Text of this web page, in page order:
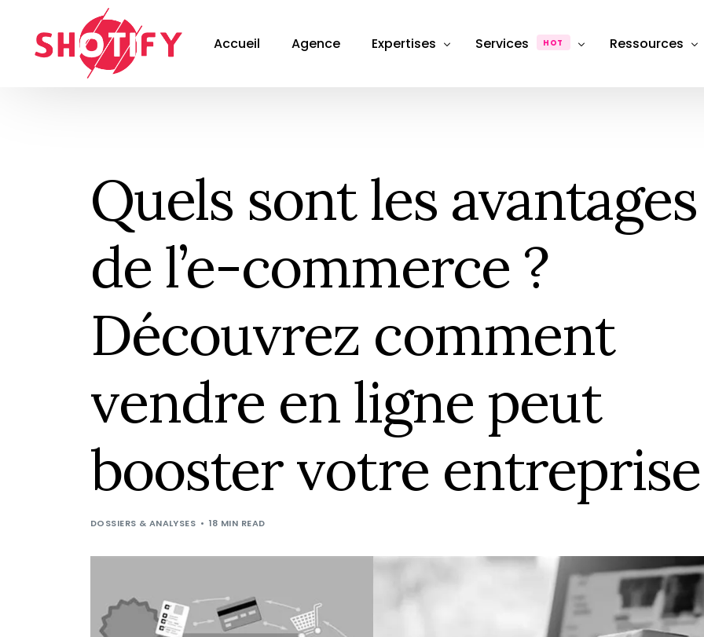
Accueil Agence Expertises
Département stratégie & Consulting
Services HOT
Retouche & Post-production
Product &#038; image retouching
Photography studio rental
Shooting photo
Box Shooting Anniversaire
Séance Photo anniversaire à thème
Box Shooting Maman & Moi
Séance Photo à Thème Fête Des
Ressources
Photographie
eCommerce
Quels sont les avantages
de l’e-commerce ?
Découvrez comment
vendre en ligne peut
booster votre entreprise
DOSSIERS & ANALYSES 18 MIN READ